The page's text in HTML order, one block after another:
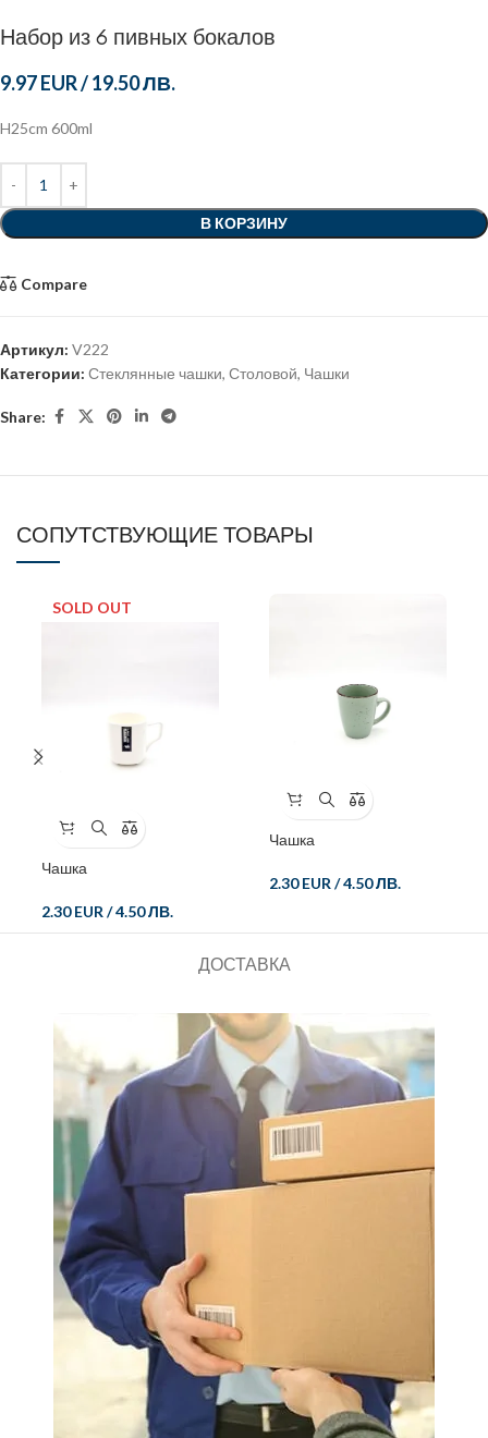
Набор из 6 пивных бокалов
9.97 EUR/19.50 ЛВ.
H25cm 600ml
В КОРЗИНУ
Compare
Артикул: V222
Категории: Стеклянные чашки, Столовой, Чашки
Share:
СОПУТСТВУЮЩИЕ ТОВАРЫ
SOLD OUT
Чашка
2.30 EUR /4.50 ЛВ.
Чашка
2.30 EUR /4.50 ЛВ.
ДОСТАВКА